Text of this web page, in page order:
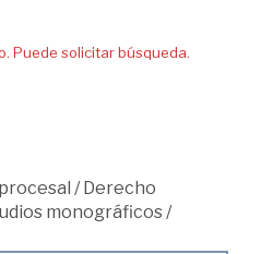
Puede solicitar búsqueda.
/Derecho
monográficos/